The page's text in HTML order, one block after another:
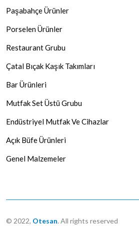
Paşabahçe Ürünler
Porselen Ürünler
Restaurant Grubu
Çatal Bıçak Kaşık Takımları
Bar Ürünleri
Mutfak Set Üstü Grubu
Endüstriyel Mutfak Ve Cihazlar
Açık Büfe Ürünleri
Genel Malzemeler
© 2022, Otesan. All rights reserved